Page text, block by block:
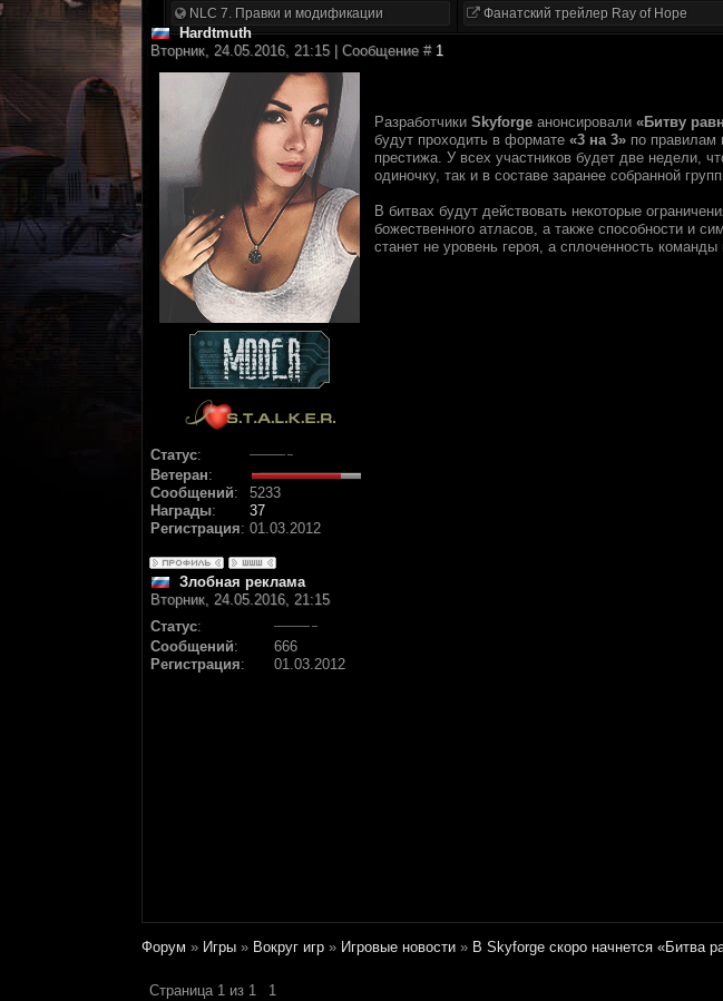
NLC 7. Правки и модификации
Фанатский трейлер Ray of Hope
Hardtmuth
Вторник, 24.05.2016, 21:15 | Сообщение # 1
Статус:
Ветеран:
Сообщений:
5233
Награды:
37
Регистрация: 01.03.2012
Разработчики Skyforge анонсировали «Битву
будут проходить в формате «3 на 3» по правилам
престижа. У всех участников будет две недели,
одиночку, так и в составе заранее собранной
В битвах будут действовать некоторые
божественного атласов, а также способности и
станет не уровень героя, а сплоченность
Злобная реклама
Вторник, 24.05.2016, 21:15
Статус:
Сообщений:
666
Регистрация: 01.03.2012
Форум » Игры » Вокруг игр » Игровые новости » В Skyforge скоро начнется «Битва
Страница 1 из 1 1